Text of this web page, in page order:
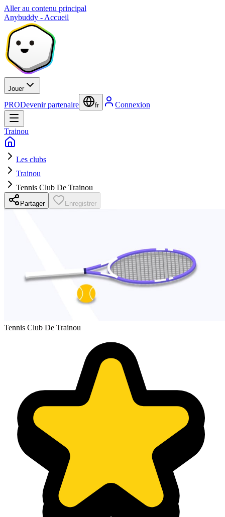
Aller au contenu principal
Anybuddy - Accueil
Jouer
PRODevenir partenaire fr Connexion
Trainou
Les clubs
Trainou
Tennis Club De Trainou
Partager Enregistrer
Tennis Club De Trainou